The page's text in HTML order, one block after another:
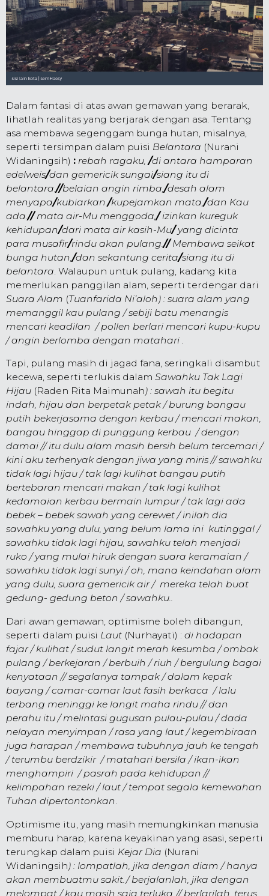
Dalam fantasi di atas awan gemawan yang berarak,
lihatlah realitas yang berjarak dengan asa. Tentang
asa membawa segenggam bunga hutan, misalnya,
seperti tersimpan dalam puisi Belantara (Nurani
Widaningsih) : rebah ragaku,/di antara hamparan
edelweis/dan gemericik sungai/siang itu di
belantara.//belaian angin rimba,/desah alam
menyapa/kubiarkan./kupejamkan mata,/dan Kau
ada.//mata air-Mu menggoda,/izinkan kureguk
kehidupan/dari mata air kasih-Mu/yang dicinta
para musafir/rindu akan pulang.//Membawa seikat
bunga hutan,/dan sekantung cerita/siang itu di
belantara. Walaupun untuk pulang, kadang kita
memerlukan panggilan alam, seperti terdengar dari
Suara Alam (Tuanfarida Ni’aloh) : suara alam yang
memanggil kau pulang / sebiji batu menangis
mencari keadilan / pollen berlari mencari kupu-kupu
/ angin berlomba dengan matahari .
Tapi, pulang masih di jagad fana, seringkali disambut
kecewa, seperti terlukis dalam Sawahku Tak Lagi
Hijau (Raden Rita Maimunah) : sawah itu begitu
indah, hijau dan berpetak petak / burung bangau
putih bekerjasama dengan kerbau / mencari makan,
bangau hinggap di punggung kerbau / dengan
damai // itu dulu alam masih bersih belum tercemari /
kini aku terhenyak dengan jiwa yang miris // sawahku
tidak lagi hijau / tak lagi kulihat bangau putih
bertebaran mencari makan / tak lagi kulihat
kedamaian kerbau bermain lumpur / tak lagi ada
bebek – bebek sawah yang cerewet / inilah dia
sawahku yang dulu, yang belum lama ini kutinggal /
sawahku tidak lagi hijau, sawahku telah menjadi
ruko / yang mulai hiruk dengan suara keramaian /
sawahku tidak lagi sunyi / oh, mana keindahan alam
yang dulu, suara gemericik air / mereka telah buat
gedung- gedung beton / sawahku..
Dari awan gemawan, optimisme boleh dibangun,
seperti dalam puisi Laut (Nurhayati) : di hadapan
fajar/kulihat/sudut langit merah kesumba /ombak
pulang /berkejaran /berbuih /riuh /bergulung bagai
kenyataan //segalanya tampak/dalam kepak
bayang /camar-camar laut fasih berkaca /lalu
terbang meninggi ke langit maha rindu//dan
perahu itu/melintasi gugusan pulau-pulau/dada
nelayan menyimpan /rasa yang laut/kegembiraan
juga harapan /membawa tubuhnya jauh ke tengah
/terumbu berdzikir /matahari bersila /ikan-ikan
menghampiri /pasrah pada kehidupan //
kelimpahan rezeki/laut/tempat segala kemewahan
Tuhan dipertontonkan.
Optimisme itu, yang masih memungkinkan manusia
memburu harap, karena keyakinan yang asasi, seperti
terungkap dalam puisi Kejar Dia (Nurani
Widaningsih) : lompatlah, jika dengan diam / hanya
akan membuatmu sakit./ berjalanlah, jika dengan
melompat / kau masih saja terluka.// berlarilah, terus